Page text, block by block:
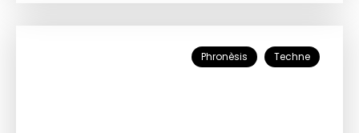
Phronèsis Techne